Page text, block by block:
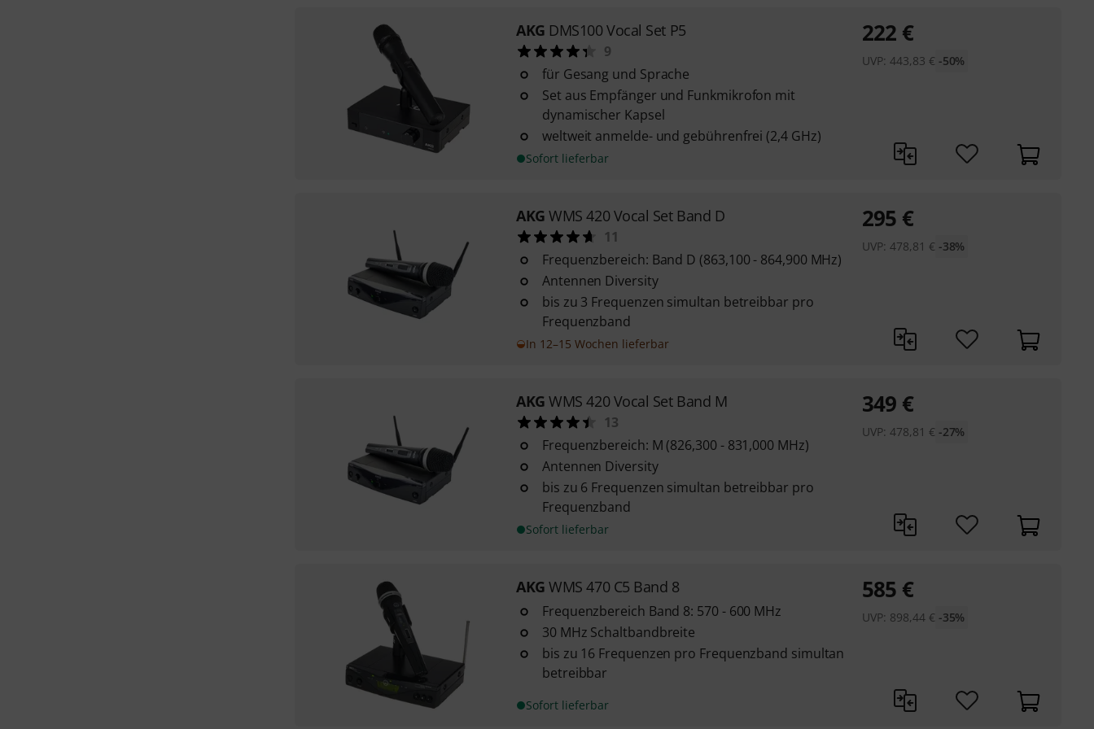
AKG DMS100 Vocal Set P5
9
für Gesang und Sprache
Set aus Empfänger und Funkmikrofon mit
dynamischer Kapsel
weltweit anmelde- und gebührenfrei (2,4 GHz)
Sofort lieferbar
222 €
UVP:443,83 € -50%
AKG WMS 420 Vocal Set Band D
11
Frequenzbereich: Band D (863,100 - 864,900 MHz)
Antennen Diversity
bis zu 3 Frequenzen simultan betreibbar pro
Frequenzband
In 12–15 Wochen lieferbar
295 €
UVP:478,81 € -38%
AKG WMS 420 Vocal Set Band M
13
Frequenzbereich: M (826,300 - 831,000 MHz)
Antennen Diversity
bis zu 6 Frequenzen simultan betreibbar pro
Frequenzband
Sofort lieferbar
349 €
UVP:478,81 € -27%
AKG WMS 470 C5 Band 8
Frequenzbereich Band 8: 570 - 600 MHz
30 MHz Schaltbandbreite
bis zu 16 Frequenzen pro Frequenzband simultan
betreibbar
Sofort lieferbar
585 €
UVP: 898,44 € -35%